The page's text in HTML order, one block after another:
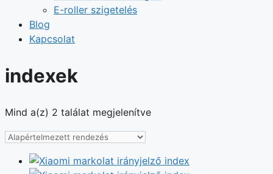
E-roller szigetelés
Blog
Kapcsolat
indexek
Mind a(z) 2 találat megjelenítve